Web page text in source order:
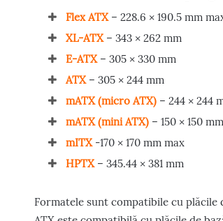
Flex ATX– 228.6 × 190.5 mm
XL-ATX– 343 × 262 mm
E-ATX– 305 × 330 mm
ATX– 305 × 244 mm
mATX (micro ATX)– 244 × 244
mATX (mini ATX)– 150 × 150 mm
mITX-170 × 170 mm max
HPTX– 345.44 × 381 mm
Formatele sunt compatibile cu plăcile